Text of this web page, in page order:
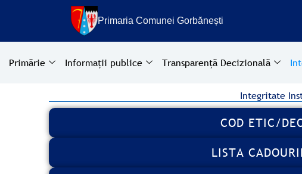
Primaria Comunei Gorbănești
Primărie Informații publice Transparență Decizională
Integritate
COD ETIC/
LISTA